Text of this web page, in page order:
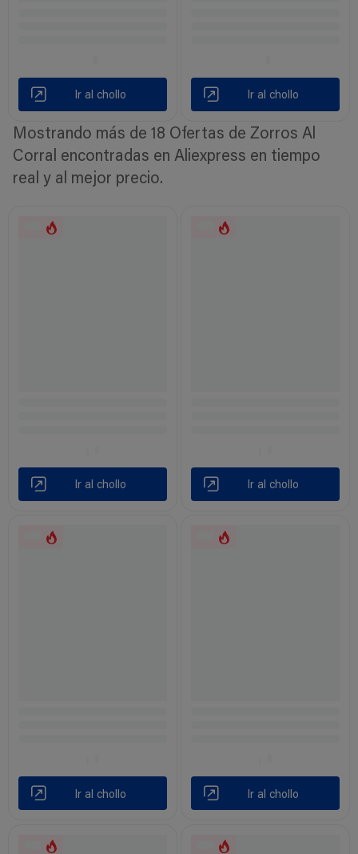
Ir al chollo Ir al chollo
Mostrando más de 18 Ofertas de Zorros Al
Corral encontradas en Aliexpress en tiempo
real y al mejor precio.
Ir al chollo Ir al chollo
Ir al chollo Ir al chollo